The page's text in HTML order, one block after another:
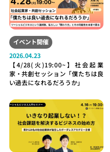
イベント開催
2026.04.23
【4/28(火)19:00~】社会起業
家・共創セッション「僕たちは良
い過去になれるだろうか」